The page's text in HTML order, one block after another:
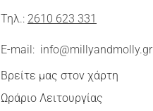
Τηλ.: 2610 623 331
E-mail: info@millyandmolly.gr
Βρείτε μας στον χάρτη
Ωράριο Λειτουργίας